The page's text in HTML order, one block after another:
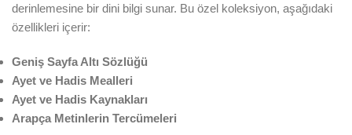
derinlemesine bir dini bilgi sunar. Bu özel koleksiyon, aşağıdaki
özellikleri içerir:
Geniş Sayfa Altı Sözlüğü
Ayet ve Hadis Mealleri
Ayet ve Hadis Kaynakları
Arapça Metinlerin Tercümeleri